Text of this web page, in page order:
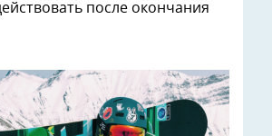
после окончания